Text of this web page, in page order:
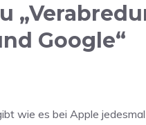
Google“
wie es bei Apple jedesmal